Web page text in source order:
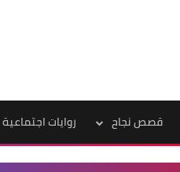
قصص نجاح روايات اجتماعية